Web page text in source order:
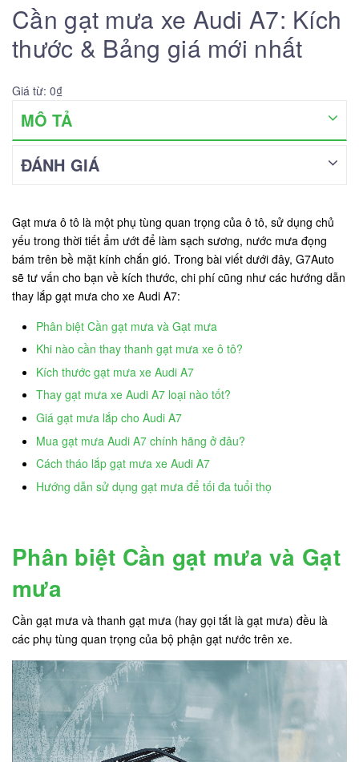
Cần gạt mưa xe Audi A7: Kích
thước & Bảng giá mới nhất
Giá từ: 0₫
MÔ TẢ
ĐÁNH GIÁ
Gạt mưa ô tô là một phụ tùng quan trọng của ô tô, sử dụng chủ
yếu trong thời tiết ẩm ướt để làm sạch sương, nước mưa đọng
bám trên bề mặt kính chắn gió. Trong bài viết dưới đây, G7Auto
sẽ tư vấn cho bạn về kích thước, chi phí cũng như các hướng dẫn
thay lắp gạt mưa cho xe Audi A7:
Phân biệt Cần gạt mưa và Gạt mưa
Khi nào cần thay thanh gạt mưa xe ô tô?
Kích thước gạt mưa xe Audi A7
Thay gạt mưa xe Audi A7 loại nào tốt?
Giá gạt mưa lắp cho Audi A7
Mua gạt mưa Audi A7 chính hãng ở đâu?
Cách tháo lắp gạt mưa xe Audi A7
Hướng dẫn sử dụng gạt mưa để tối đa tuổi thọ
Phân biệt Cần gạt mưa và Gạt
mưa
Cần gạt mưa và thanh gạt mưa (hay gọi tắt là gạt mưa) đều là
các phụ tùng quan trọng của bộ phận gạt nước trên xe.